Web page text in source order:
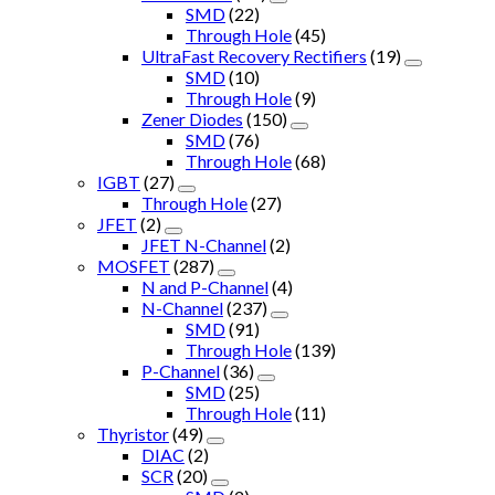
SMD(22)
Through Hole(45)
UltraFast Recovery Rectifiers (19)
SMD(10)
Through Hole(9)
Zener Diodes (150)
SMD(76)
Through Hole(68)
IGBT (27)
Through Hole(27)
JFET (2)
JFET N-Channel(2)
MOSFET (287)
N and P-Channel(4)
N-Channel(237)
SMD(91)
Through Hole(139)
P-Channel(36)
SMD(25)
Through Hole(11)
Thyristor(49)
DIAC (2)
SCR (20)